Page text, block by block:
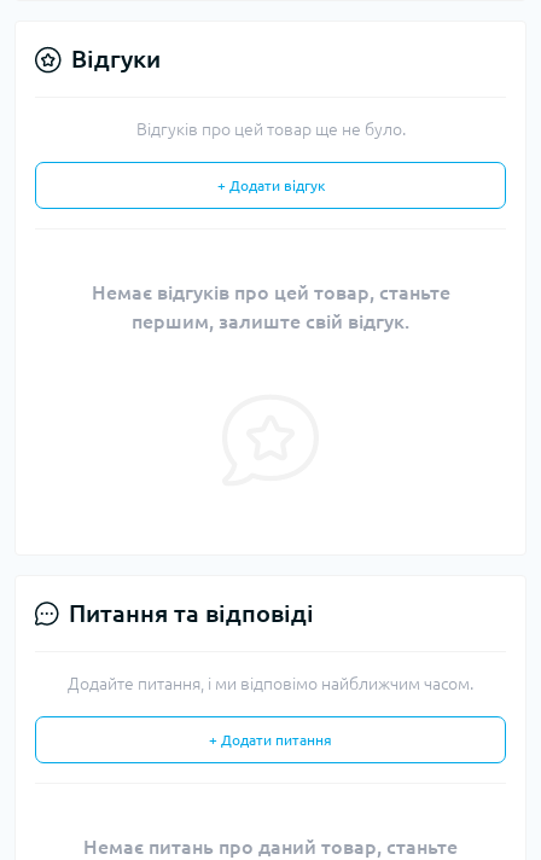
Відгуки
Відгуків про цей товар ще не було.
+ Додати відгук
Немає відгуків про цей товар, станьте
першим, залиште свій відгук.
Питання та відповіді
Додайте питання, і ми відповімо найближчим часом.
+ Додати питання
Немає питань про даний товар, станьте